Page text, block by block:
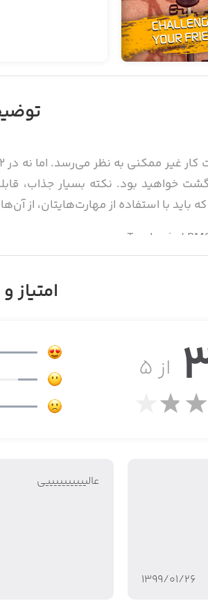
خواهید بود. نکته بسیار جذاب،
باید با استفاده از مهارت‌هایتان، از
هر مکان – دنیا، کشور یا در میان
امتیاز
از ۵
۱۳۹۹/۰۱/۲۶
عالييييييييييي